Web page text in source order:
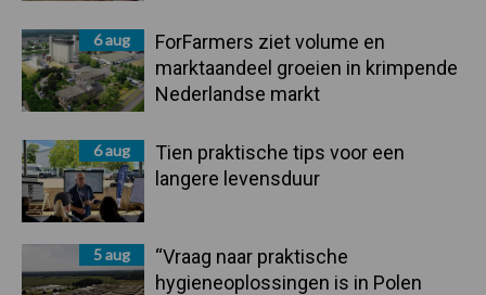
6 aug
ForFarmers ziet volume en
marktaandeel groeien in krimpende
Nederlandse markt
6 aug
Tien praktische tips voor een
langere levensduur
5 aug
“Vraag naar praktische
hygieneoplossingen is in Polen